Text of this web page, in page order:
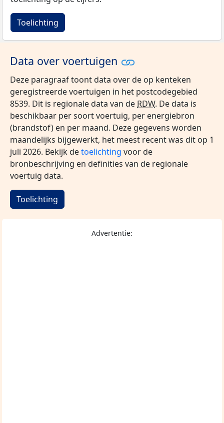
Toelichting
Data over voertuigen
Deze paragraaf toont data over de op kenteken
geregistreerde voertuigen in het postcodegebied
8539. Dit is regionale data van de RDW. De data is
beschikbaar per soort voertuig, per energiebron
(brandstof) en per maand. Deze gegevens worden
maandelijks bijgewerkt, het meest recent was dit op 1
juli 2026. Bekijk detoelichting voor de
bronbeschrijving en definities van de regionale
voertuig data.
Toelichting
Advertentie: